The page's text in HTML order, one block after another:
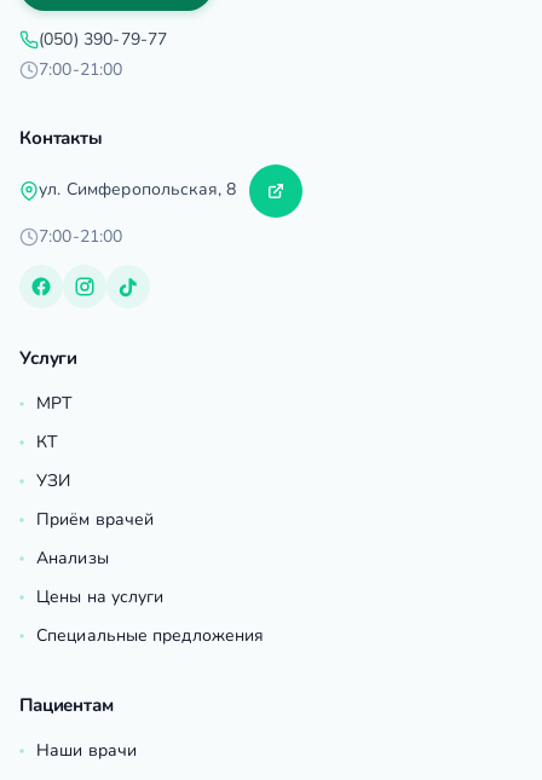
(050) 390-79-77
7:00-21:00
Контакты
ул. Симферопольская, 8
7:00-21:00
Услуги
МРТ
КТ
УЗИ
Приём врачей
Анализы
Цены на услуги
Специальные предложения
Пациентам
Наши врачи